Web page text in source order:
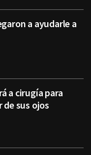
a ayudarle a
a cirugía para
de sus ojos